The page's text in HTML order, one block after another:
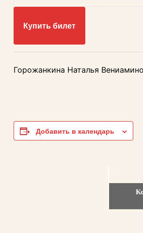
Купить билет
Горожанкина Наталья
Добавить в календарь